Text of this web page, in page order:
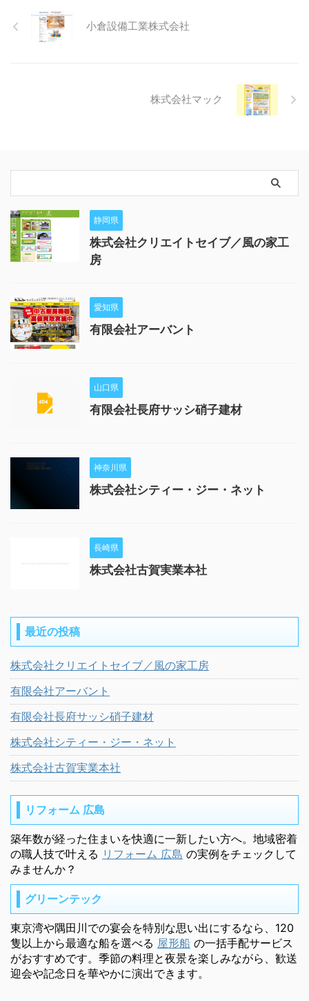
小倉設備工業株式会社
株式会社マック
静岡県
株式会社クリエイトセイブ／風の家工
房
愛知県
有限会社アーバント
山口県
有限会社長府サッシ硝子建材
神奈川県
株式会社シティー・ジー・ネット
長崎県
株式会社古賀実業本社
最近の投稿
株式会社クリエイトセイブ／風の家工房
有限会社アーバント
有限会社長府サッシ硝子建材
株式会社シティー・ジー・ネット
株式会社古賀実業本社
リフォーム 広島
築年数が経った住まいを快適に一新したい方へ。地域密着
の職人技で叶える リフォーム 広島 の実例をチェックして
みませんか？
グリーンテック
東京湾や隅田川での宴会を特別な思い出にするなら、120
隻以上から最適な船を選べる 屋形船 の一括手配サービス
がおすすめです。季節の料理と夜景を楽しみながら、歓送
迎会や記念日を華やかに演出できます。